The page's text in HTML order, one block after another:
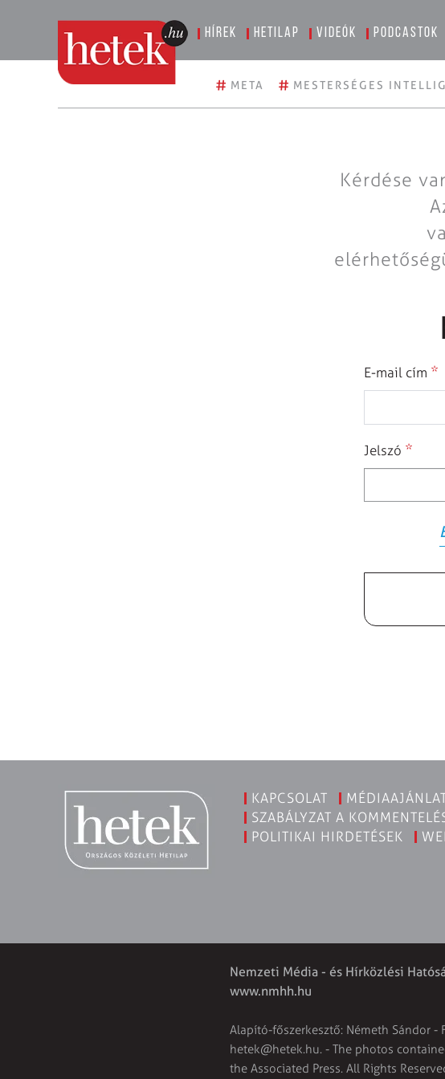
Hírek Hetilap Videók Podcastok
# META # MESTERSÉGES
Kérdése
E-mail cím *
Jelszó *
KAPCSOLAT
SZABÁLYZAT A
POLITIKAI HIRDETÉSEK
Nemzeti Média - és Hírközlési
www.nmhh.hu
Alapító-főszerkesztő: Németh Sándor -
hetek@hetek.hu. - The photos
the Associated Press. All Rights